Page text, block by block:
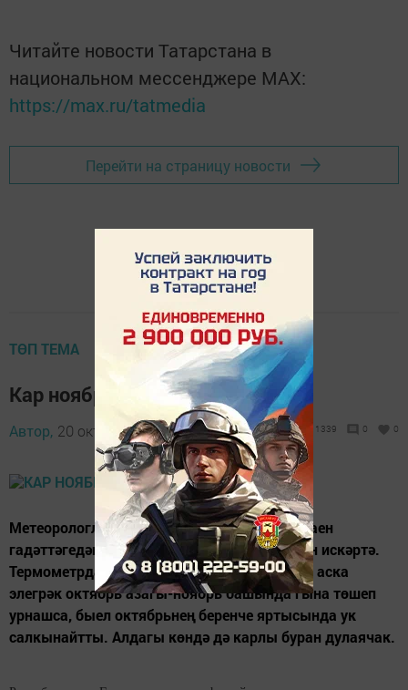
Читайте новости Татарстана в
национальном мессенджере MАХ:
https://max.ru/tatmedia
Перейти на страницу новости
ТӨП ТЕМА
Кар ноябрьдә ятачак
Автор, 20 октябрь 2015 - 06:16 1339 0 0
Метеорологлар быел Татарстанда октябрь аен
гадәттәгедән 1-2 градуска салкынрак узуын искәртә.
Термометрда терекөмеш баганасы нольдән аска
элегрәк октябрь азагы-ноябрь башында гына төшеп
урнашса, быел октябрьнең беренче яртысында ук
салкынайтты. Алдагы көндә дә карлы буран дулаячак.